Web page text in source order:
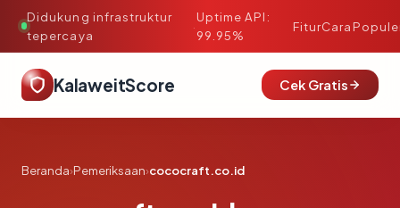
Didukung infrastruktur
tepercaya
·
Uptime API:
99.95%
FiturCara
KalaweitScore Cek Gratis
Beranda›Pemeriksaan›cococraft.co.id